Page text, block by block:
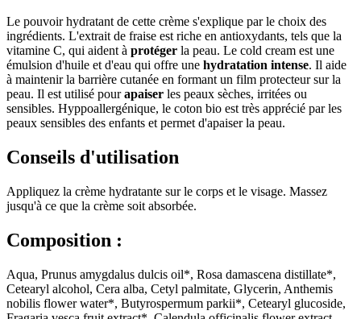
Le pouvoir hydratant de cette crème s'explique par le choix des
ingrédients. L'extrait de fraise est riche en antioxydants, tels que la
vitamine C, qui aident à protéger la peau. Le cold cream est une
émulsion d'huile et d'eau qui offre une hydratation intense. Il aide
à maintenir la barrière cutanée en formant un film protecteur sur la
peau. Il est utilisé pourapaiser les peaux sèches, irritées ou
sensibles. Hyppoallergénique, le coton bio est très apprécié par les
peaux sensibles des enfants et permet d'apaiser la peau.
Conseils d'utilisation
Appliquez la crème hydratante sur le corps et le visage. Massez
jusqu'à ce que la crème soit absorbée.
Composition :
Aqua, Prunus amygdalus dulcis oil*, Rosa damascena distillate*,
Cetearyl alcohol, Cera alba, Cetyl palmitate, Glycerin, Anthemis
nobilis flower water*, Butyrospermum parkii*, Cetearyl glucoside,